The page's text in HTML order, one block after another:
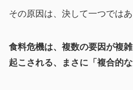
その原因は、決して一つではあ
食料危機は、複数の要因が複
起こされる、まさに「複合的な